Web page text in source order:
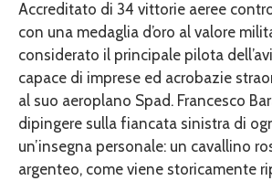
Accreditato di 34 vittorie aeree
con una medaglia d’oro al valore
considerato il principale pilota
capace di imprese ed acrobazie
al suo aeroplano Spad. Francesco
dipingere sulla fiancata sinistra di
un’insegna personale: un cavallino
argenteo, come viene storicamente